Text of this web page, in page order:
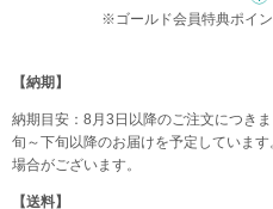
※ゴールド会員特典ポイ
【納期】
納期目安：8月3日以降のご注文につき
旬～下旬以降のお届けを予定していま
場合がございます。
【送料】